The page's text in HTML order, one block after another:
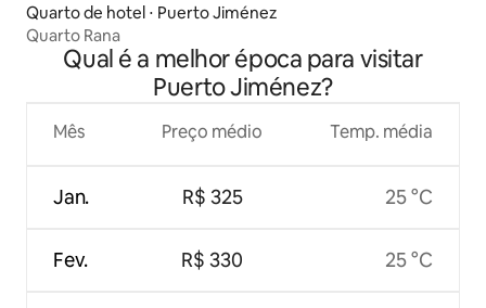
Quarto de hotel ⋅ Puerto Jiménez
Quarto Rana
Qual é a melhor época para visitar
Puerto Jiménez?
Mês
Jan.
Fev.
Preço médio
R$ 325
R$ 330
Temp. média
25 °C
25 °C